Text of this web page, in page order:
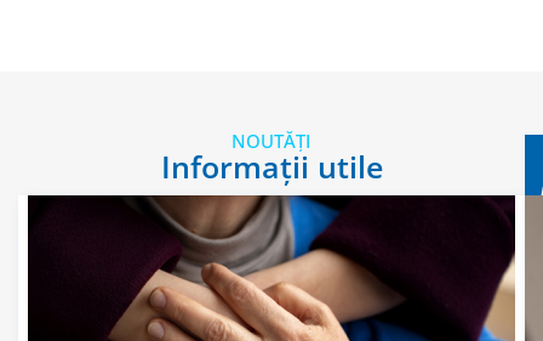
NOUTĂȚI
Informații utile